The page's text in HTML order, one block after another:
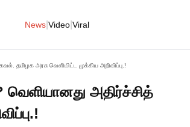
News Video Viral
தமிழக அரசு வெளியிட்ட முக்கிய அறிவிப்பு.!
அதிர்ச்சித்